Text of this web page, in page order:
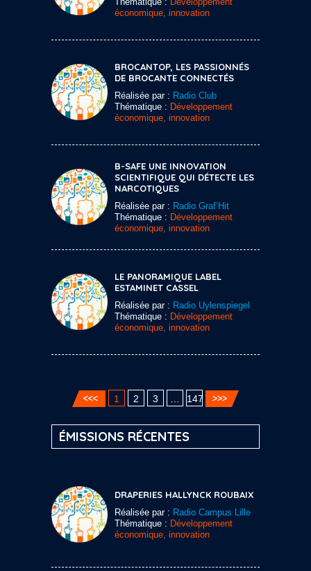
économique, innovation
BROCANTOP, LES PASSIONNÉS
DE BROCANTE CONNECTÉS
Réalisée par : Radio Club
Thématique : Développement
économique, innovation
B-SAFE UNE INNOVATION
SCIENTIFIQUE QUI DÉTECTE LES
NARCOTIQUES
Réalisée par : Radio Graf’Hit
Thématique : Développement
économique, innovation
LE PANORAMIQUE LABEL
ESTAMINET CASSEL
Réalisée par : Radio Uylenspiegel
Thématique : Développement
économique, innovation
1 2 3 147
ÉMISSIONS RÉCENTES
DRAPERIES HALLYNCK ROUBAIX
Réalisée par : Radio Campus Lille
Thématique : Développement
économique, innovation